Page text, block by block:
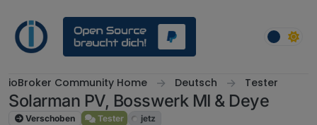
ioBroker Community Home Deutsch Tester
Solarman PV, Bosswerk MI & Deye
Verschoben Tester
jetz